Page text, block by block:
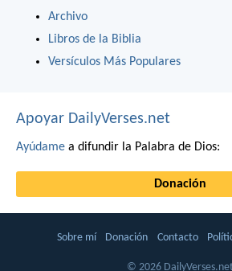
Archivo
Libros de la Biblia
Versículos Más Populares
Apoyar DailyVerses.net
Ayúdame a difundir la Palabra de Dios:
Donación
Sobre mí Donación Contacto
© 2026